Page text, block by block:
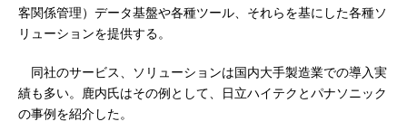
客関係管理）データ基盤や各種ツール、それらを基にした各種ソ
リューションを提供する。
同社のサービス、ソリューションは国内大手製造業での導入実
績も多い。鹿内氏はその例として、日立ハイテクとパナソニック
の事例を紹介した。